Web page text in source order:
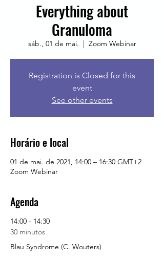
Everything about
Granuloma
sáb., 01 de mai.
  |
Zoom Webinar
Registration is Closed for this
event
See other events
Horário e local
01 de mai. de 2021, 14:00 – 16:30 GMT+2
Zoom Webinar
Agenda
14:00 - 14:30
30 minutos
Blau Syndrome (C. Wouters)